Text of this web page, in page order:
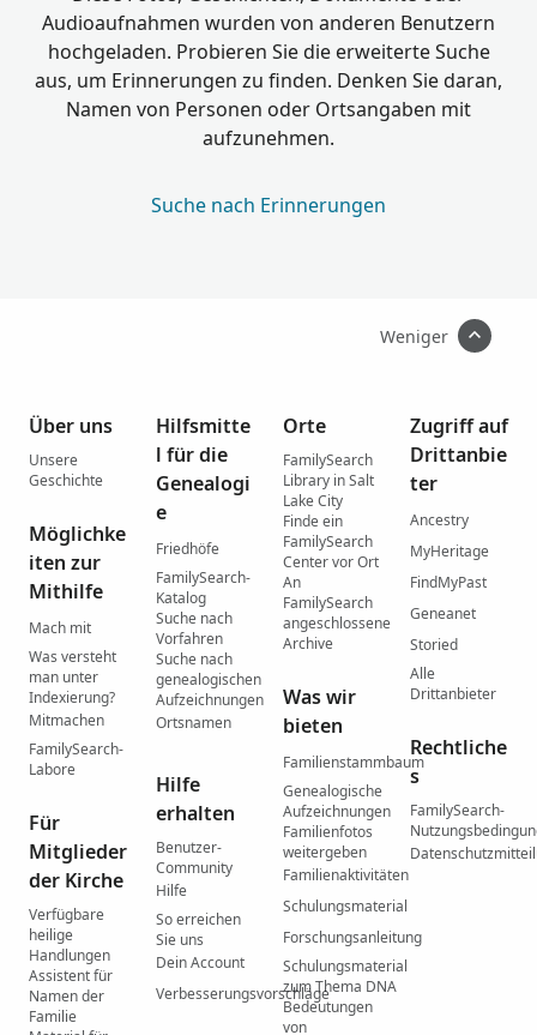
Audioaufnahmen wurden von anderen Benutzern
hochgeladen. Probieren Sie die erweiterte Suche
aus, um Erinnerungen zu finden. Denken Sie daran,
Namen von Personen oder Ortsangaben mit
aufzunehmen.
Suche nach Erinnerungen
Weniger
Über uns
Unsere
Geschichte
Möglichke
iten zur
Mithilfe
Mach mit
Was versteht
man unter
Indexierung?
Mitmachen
FamilySearch-
Labore
Für
Mitglieder
der Kirche
Verfügbare
heilige
Handlungen
Assistent für
Namen der
Familie
Hilfsmitte
l für die
Genealogi
e
Friedhöfe
FamilySearch-
Katalog
Suche nach
Vorfahren
Suche nach
genealogischen
Aufzeichnungen
Ortsnamen
Hilfe
erhalten
Benutzer-
Community
Hilfe
So erreichen
Sie uns
Dein Account
Verbesserungsvorschläge
Orte
FamilySearch
Library in Salt
Lake City
Finde ein
FamilySearch
Center vor Ort
An
FamilySearch
angeschlossene
Archive
Was wir
bieten
Familienstammbaum
Genealogische
Aufzeichnungen
Familienfotos
weitergeben
Familienaktivitäten
Schulungsmaterial
Forschungsanleitung
Schulungsmaterial
zum Thema DNA
Bedeutungen
von
Zugriff auf
Drittanbie
ter
Ancestry
MyHeritage
FindMyPast
Geneanet
Storied
Alle
Drittanbieter
Rechtliche
s
FamilySearch-